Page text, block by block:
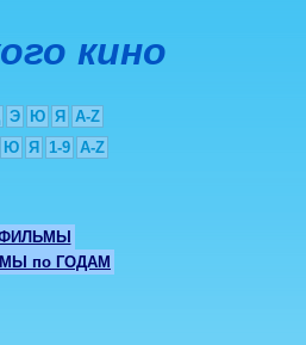
кино
Э Ю Я
A-Z
Ю Я 1-9 A-Z
по ГОДАМ